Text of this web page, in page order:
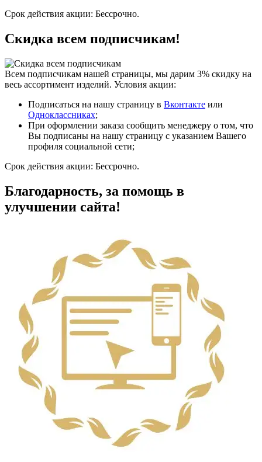
Срок действия акции: Бессрочно.
Скидка всем подписчикам!
Всем подписчикам нашей страницы, мы дарим 3% скидку на
весь ассортимент изделий. Условия акции:
Подписаться на нашу страницу в Вконтакте или
Одноклассниках;
При оформлении заказа сообщить менеджеру о том, что
Вы подписаны на нашу страницу с указанием Вашего
профиля социальной сети;
Срок действия акции: Бессрочно.
Благодарность, за помощь в
улучшении сайта!